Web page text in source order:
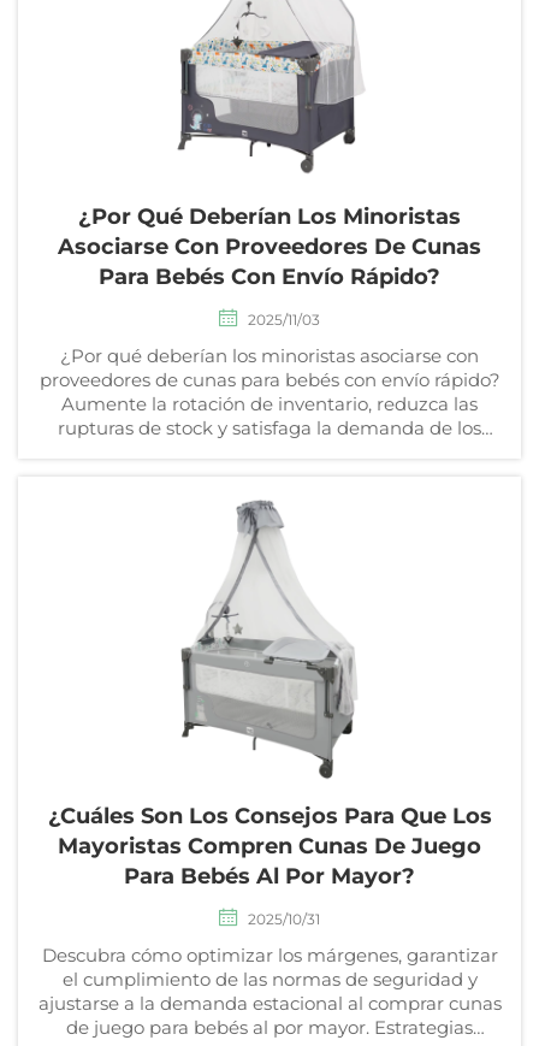
¿Por Qué Deberían Los Minoristas
Asociarse Con Proveedores De Cunas
Para Bebés Con Envío Rápido?
2025/11/03
¿Por qué deberían los minoristas asociarse con
proveedores de cunas para bebés con envío rápido?
Aumente la rotación de inventario, reduzca las
rupturas de stock y satisfaga la demanda de los
¿Cuáles Son Los Consejos Para Que Los
Mayoristas Compren Cunas De Juego
Para Bebés Al Por Mayor?
2025/10/31
Descubra cómo optimizar los márgenes, garantizar
el cumplimiento de las normas de seguridad y
ajustarse a la demanda estacional al comprar cunas
de juego para bebés al por mayor. Estrategias